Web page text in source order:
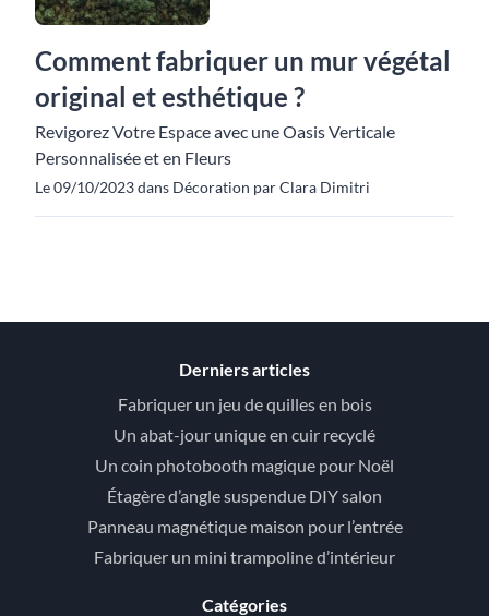
Comment fabriquer un mur végétal
original et esthétique ?
Revigorez Votre Espace avec une Oasis Verticale
Personnalisée et en Fleurs
Le 09/10/2023 dans Décoration par Clara Dimitri
Derniers articles
Fabriquer un jeu de quilles en bois
Un abat-jour unique en cuir recyclé
Un coin photobooth magique pour Noël
Étagère d’angle suspendue DIY salon
Panneau magnétique maison pour l’entrée
Fabriquer un mini trampoline d’intérieur
Catégories